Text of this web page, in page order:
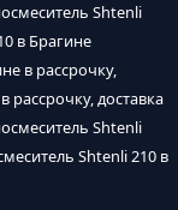
Shtenli
в Брагине
в рассрочку,
рассрочку, доставка
Shtenli
Shtenli 210 в